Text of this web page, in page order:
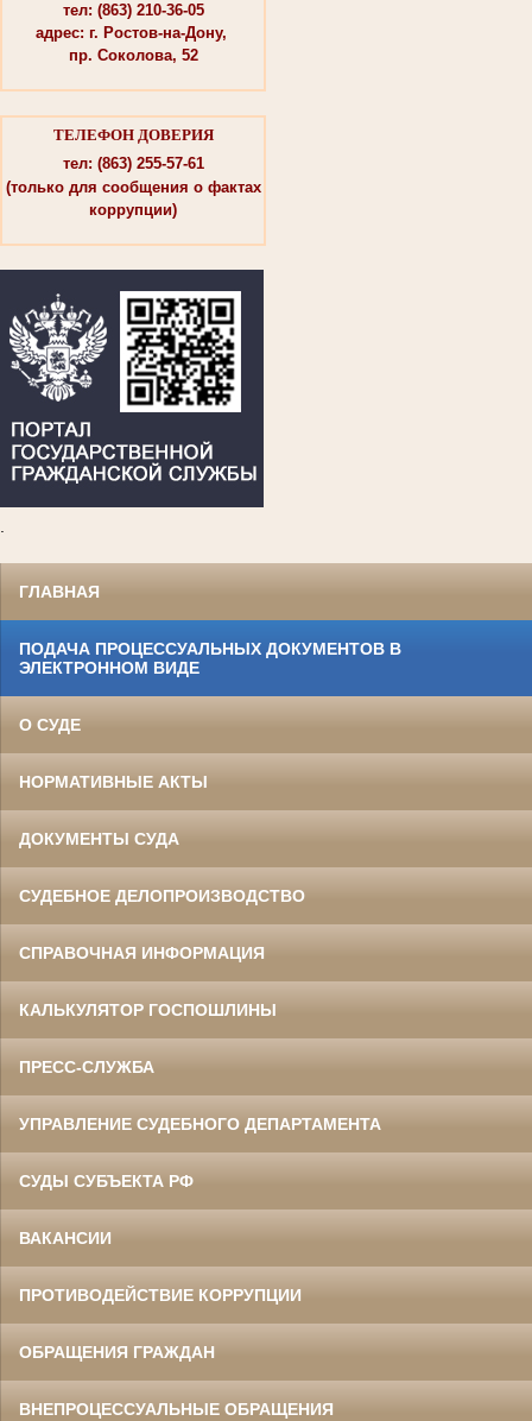
тел: (863) 210-36-05
адрес: г. Ростов-на-Дону,
пр. Соколова, 52
ТЕЛЕФОН ДОВЕРИЯ
тел: (863) 255-57-61
(только для сообщения о фактах
коррупции)
.
ГЛАВНАЯ
ПОДАЧА ПРОЦЕССУАЛЬНЫХ ДОКУМЕНТОВ В
ЭЛЕКТРОННОМ ВИДЕ
О СУДЕ
НОРМАТИВНЫЕ АКТЫ
ДОКУМЕНТЫ СУДА
СУДЕБНОЕ ДЕЛОПРОИЗВОДСТВО
СПРАВОЧНАЯ ИНФОРМАЦИЯ
КАЛЬКУЛЯТОР ГОСПОШЛИНЫ
ПРЕСС-СЛУЖБА
УПРАВЛЕНИЕ СУДЕБНОГО ДЕПАРТАМЕНТА
СУДЫ СУБЪЕКТА РФ
ВАКАНСИИ
ПРОТИВОДЕЙСТВИЕ КОРРУПЦИИ
ОБРАЩЕНИЯ ГРАЖДАН
ВНЕПРОЦЕССУАЛЬНЫЕ ОБРАЩЕНИЯ